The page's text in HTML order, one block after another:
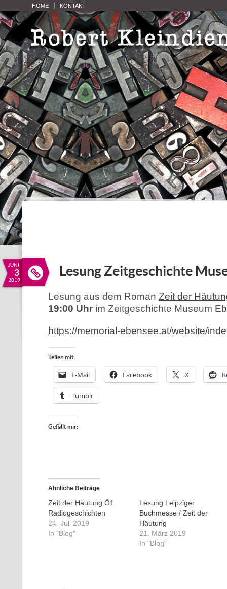
HOME KONTAKT
JUNI
3
2019
Lesung Zeitgeschichte
Lesung aus dem Roman Zeit der
19:00 Uhr im Zeitgeschichte Museum
https://memorial-ebensee.at/website/
Teilen mit:
E-Mail Facebook X
Tumblr
Gefällt mir:
Ähnliche Beiträge
Zeit der Häutung Ö1
Radiogeschichten
24. Juli 2019
In "Blog"
Lesung Leipziger
Buchmesse / Zeit der
Häutung
21. März 2019
In "Blog"